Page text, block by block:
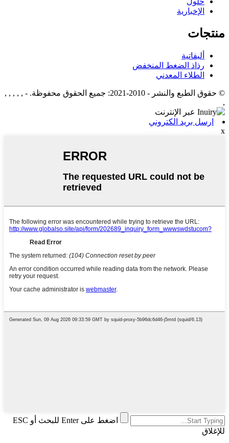
الإخبارية
منتجات
أليفاتية
رذاذ الضغط المنخفض
الطلاء المعدني
© حقوق الطبع والنشر - 2010-2021: جميع الحقوق محفوظة.
- , , , , ,
,
ارسل بريد الكتروني
x
اضغط على Enter للبحث أو ESC
للإغلاق